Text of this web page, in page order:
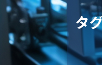
タ